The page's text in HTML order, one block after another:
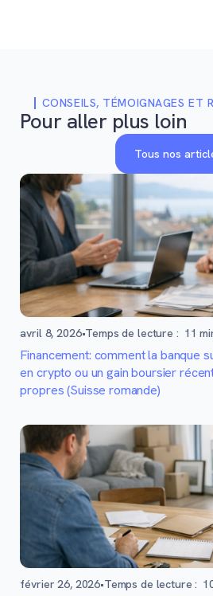
CONSEILS, TÉMOIGNAGES ET
Pour aller plus loin
Tous nos
avril 8, 2026•Temps de lecture : 11
Financement: comment la banque
en crypto ou un gain boursier
propres (Suisse romande)
février 26, 2026•Temps de lecture :